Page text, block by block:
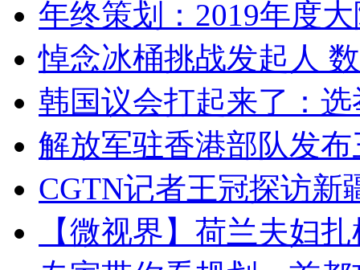
年终策划：2019年度
悼念冰桶挑战发起人
韩国议会打起来了：
解放军驻香港部队发
CGTN记者王冠探访新
【微视界】荷兰夫妇